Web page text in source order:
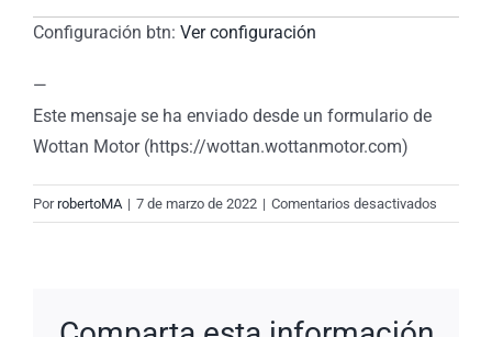
Configuración btn: Ver configuración
—
Este mensaje se ha enviado desde un formulario de
Wottan Motor (https://wottan.wottanmotor.com)
PorrobertoMA | 7 de marzo de 2022 | Comentarios desactivados
New